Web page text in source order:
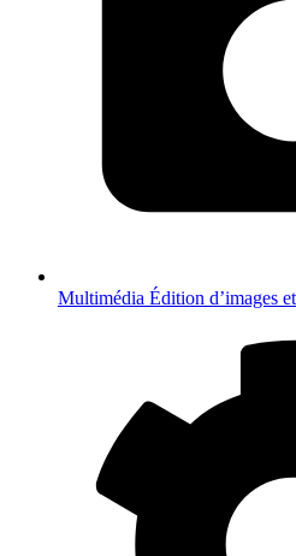
Multimédia Édition d’images